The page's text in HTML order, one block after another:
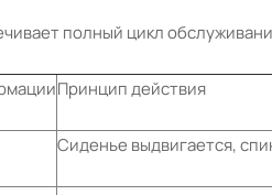
полный цикл
Принцип действия
Сиденье выдвигается,